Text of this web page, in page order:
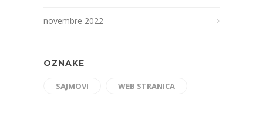
novembre 2022
OZNAKE
SAJMOVI WEB STRANICA